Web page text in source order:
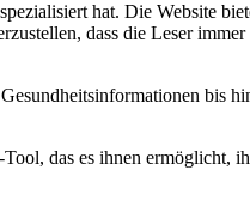
hat. Die Website
dass die Leser
bis
das es ihnen ermöglicht,